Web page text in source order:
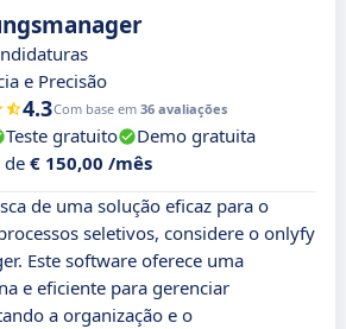
e Precisão
4.3Com base em 36 avaliações
Teste gratuito
Demo gratuita
de € 150,00 /mês
de uma solução eficaz para o
seletivos, considere o onlyfy
Este software oferece uma
e eficiente para gerenciar
a organização e o